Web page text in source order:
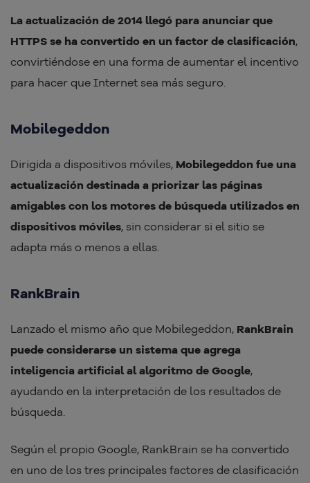
La actualización de 2014 llegó para anunciar que
HTTPS se ha convertido en un factor de clasificación,
convirtiéndose en una forma de aumentar el incentivo
para hacer que Internet sea más seguro.
Mobilegeddon
Dirigida a dispositivos móviles, Mobilegeddon fue una
actualización destinada a priorizar las páginas
amigables con los motores de búsqueda utilizados en
dispositivos móviles, sin considerar si el sitio se
adapta más o menos a ellas.
RankBrain
Lanzado el mismo año que Mobilegeddon, RankBrain
puede considerarse un sistema que agrega
inteligencia artificial al algoritmo de Google,
ayudando en la interpretación de los resultados de
búsqueda.
Según el propio Google, RankBrain se ha convertido
en uno de los tres principales factores de clasificación